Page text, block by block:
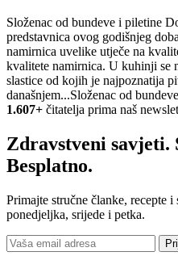
Složenac od bundeve i piletine
predstavnica ovog godišnjeg
namirnica uvelike utječe na
kvalitete namirnica. U kuhinji se
slastice od kojih je najpoznatija
današnjem...Složenac od
1.607+ čitatelja prima naš
Zdravstveni savjeti.
Besplatno.
Primajte stručne članke, recepte
ponedjeljka, srijede i petka.